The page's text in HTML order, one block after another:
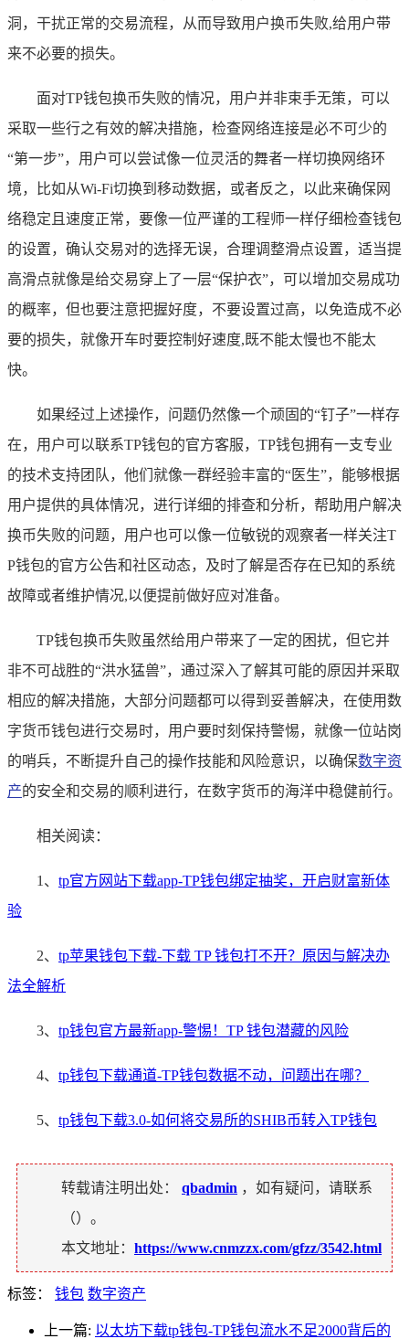
洞，干扰正常的交易流程，从而导致用户换币失败,给用户带
来不必要的损失。
面对TP钱包换币失败的情况，用户并非束手无策，可以
采取一些行之有效的解决措施，检查网络连接是必不可少的
“第一步”，用户可以尝试像一位灵活的舞者一样切换网络环
境，比如从Wi-Fi切换到移动数据，或者反之，以此来确保网
络稳定且速度正常，要像一位严谨的工程师一样仔细检查钱包
的设置，确认交易对的选择无误，合理调整滑点设置，适当提
高滑点就像是给交易穿上了一层“保护衣”，可以增加交易成功
的概率，但也要注意把握好度，不要设置过高，以免造成不必
要的损失，就像开车时要控制好速度,既不能太慢也不能太
快。
如果经过上述操作，问题仍然像一个顽固的“钉子”一样存
在，用户可以联系TP钱包的官方客服，TP钱包拥有一支专业
的技术支持团队，他们就像一群经验丰富的“医生”，能够根据
用户提供的具体情况，进行详细的排查和分析，帮助用户解决
换币失败的问题，用户也可以像一位敏锐的观察者一样关注T
P钱包的官方公告和社区动态，及时了解是否存在已知的系统
故障或者维护情况,以便提前做好应对准备。
TP钱包换币失败虽然给用户带来了一定的困扰，但它并
非不可战胜的“洪水猛兽”，通过深入了解其可能的原因并采取
相应的解决措施，大部分问题都可以得到妥善解决，在使用数
字货币钱包进行交易时，用户要时刻保持警惕，就像一位站岗
的哨兵，不断提升自己的操作技能和风险意识，以确保数字资
产的安全和交易的顺利进行，在数字货币的海洋中稳健前行。
相关阅读：
1、 tp官方网站下载app-TP钱包绑定抽奖，开启财富新体
验
2、 tp苹果钱包下载-下载 TP 钱包打不开？原因与解决办
法全解析
3、 tp钱包官方最新app-警惕！TP 钱包潜藏的风险
4、 tp钱包下载通道-TP钱包数据不动，问题出在哪？
5、 tp钱包下载3.0-如何将交易所的SHIB币转入TP钱包
转载请注明出处： qbadmin ，如有疑问，请联系
（）。
本文地址： https://www.cnmzzx.com/gfzz/3542.html
标签： 钱包 数字资产
上一篇: 以太坊下载tp钱包-TP钱包流水不足2000背后的